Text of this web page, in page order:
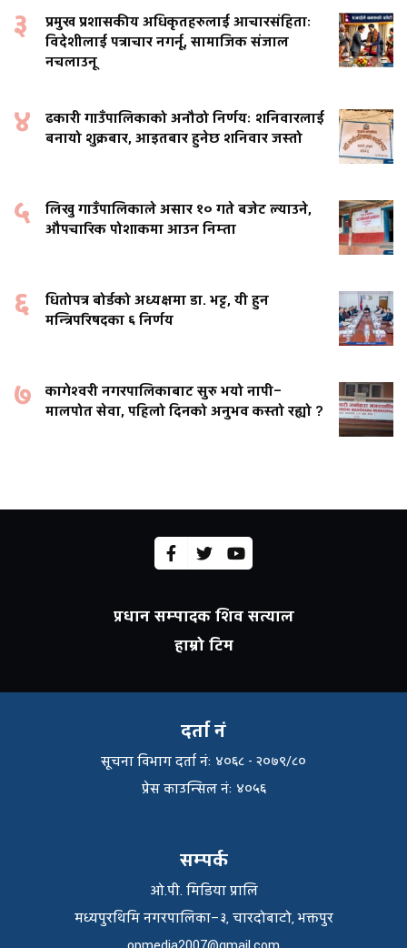
३
प्रमुख प्रशासकीय अधिकृतहरुलाई आचारसंहिताः
विदेशीलाई पत्राचार नगर्नू, सामाजिक संजाल
नचलाउनू
४
ढकारी गाउँपालिकाको अनौठो निर्णयः शनिवारलाई
बनायो शुक्रबार, आइतबार हुनेछ शनिवार जस्तो
५
लिखु गाउँपालिकाले असार १० गते बजेट ल्याउने,
औपचारिक पोशाकमा आउन निम्ता
६
धितोपत्र बोर्डको अध्यक्षमा डा. भट्ट, यी हुन
मन्त्रिपरिषदका ६ निर्णय
७
कागेश्वरी नगरपालिकाबाट सुरु भयो नापी–
मालपोत सेवा, पहिलो दिनको अनुभव कस्तो रह्यो ?
प्रधान सम्पादक शिव सत्याल
हाम्रो टिम
दर्ता नं
सूचना विभाग दर्ता नंः ४०६८ - २०७९/८०
प्रेस काउन्सिल नंः ४०५६
सम्पर्क
ओ.पी. मिडिया प्रालि
मध्यपुरथिमि नगरपालिका–३, चारदोबाटो, भक्तपुर